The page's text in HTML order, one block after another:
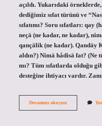
açıldı. Yukarıdaki
dediğimiz sıfat türünü ve
sıfatımı? Soru sıfatları: qay
neçä (ne kadar, ne kadar),
qançälik (ne kadar). Qandäy
aldın?) Nimä hådisä fat? (Ne
mı? Tüm sıfatlarda olduğu
desteğine ihtiyacı vardır.
Devamını okuyunSoru